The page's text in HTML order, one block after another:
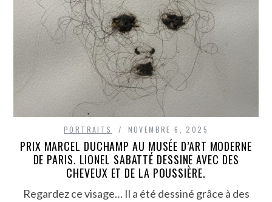
PORTRAITS NOVEMBRE 6, 2025
PRIX MARCEL DUCHAMP AU MUSÉE D’ART MODERNE
DE PARIS. LIONEL SABATTÉ DESSINE AVEC DES
CHEVEUX ET DE LA POUSSIÈRE.
Regardez ce visage… Il a été dessiné grâce à des